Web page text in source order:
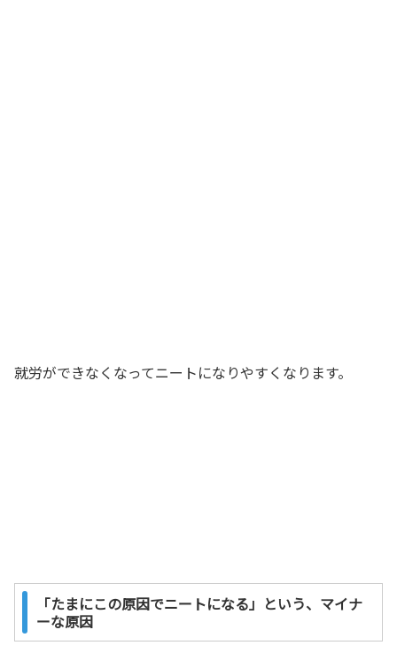
就労ができなくなってニートになりやすくなります。
「たまにこの原因でニートになる」という、マイナ
ーな原因